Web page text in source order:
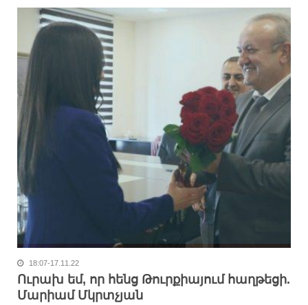
18:07-17.11.22
Ուրախ եմ, որ հենց Թուրքիայում հաղթեցի.
Մարիամ Մկրտչյան